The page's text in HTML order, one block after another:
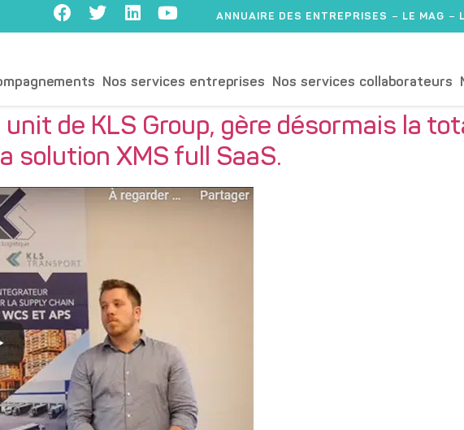
ANNUAIRE DES ENTREPRISES LE MAG
Nos services entreprises Nos services collaborateurs
de KLS Group, gère désormais la
solution XMS full SaaS.